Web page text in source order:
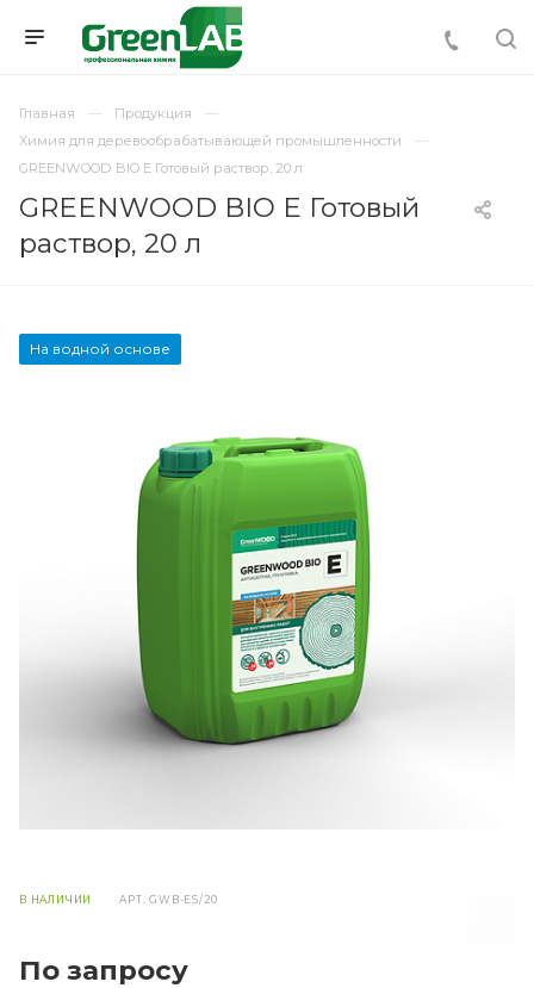
Главная
Продукция
Химия для деревообрабатывающей промышленности
GREENWOOD BIO E Готовый раствор, 20 л
GREENWOOD BIO E Готовый
раствор, 20 л
В НАЛИЧИИ АРТ.GWB-ES/20
По запросу
На водной основе